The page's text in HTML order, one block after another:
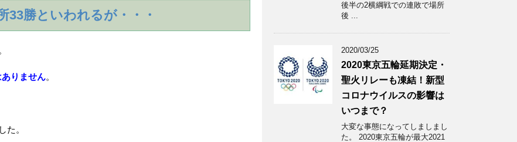
33勝といわれるが・・・
りません。
た。
後半の2横綱戦での連敗で場所
後 ...
2020/03/25
2020東京五輪延期決定・
聖火リレーも凍結！新型
コロナウイルスの影響は
いつまで？
大変な事態になってしましまし
た。 2020東京五輪が最大2021